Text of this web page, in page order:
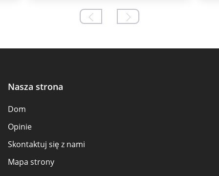
Nasza strona
Dom
Opinie
Skontaktuj się z nami
Mapa strony